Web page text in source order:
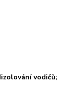
vodičů;